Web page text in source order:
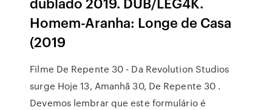
Homem-Aranha: Longe de Casa
(2019
Filme De Repente 30 - Da Revolution Studios
surge Hoje 13, Amanhã 30, De Repente 30 .
Devemos lembrar que este formulário é